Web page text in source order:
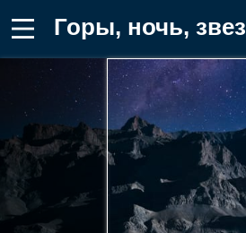
Горы, ночь, звезды Фотография